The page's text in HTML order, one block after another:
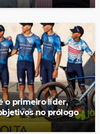
o primeiro líder,
no prólogo